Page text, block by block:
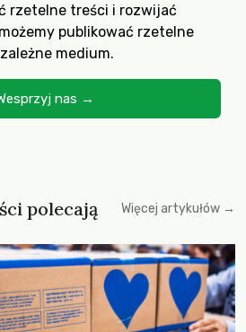
rzetelne treści i rozwijać
publikować rzetelne
medium.
nas →
polecają Więcej artykułów →